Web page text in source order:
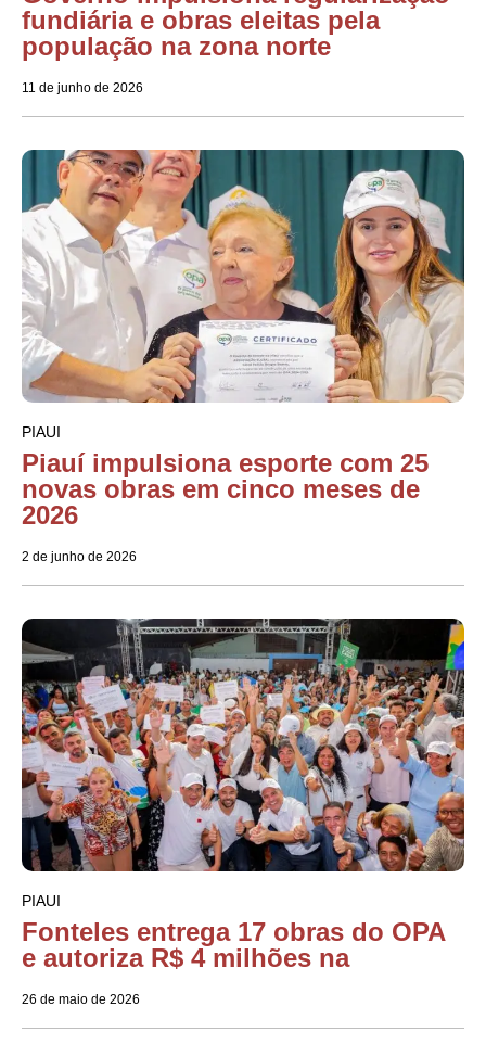
fundiária e obras eleitas pela
população na zona norte
11 de junho de 2026
PIAUI
Piauí impulsiona esporte com 25
novas obras em cinco meses de
2026
2 de junho de 2026
PIAUI
Fonteles entrega 17 obras do OPA
e autoriza R$ 4 milhões na
26 de maio de 2026